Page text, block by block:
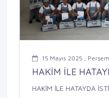
15 Mayıs 2025 ,
HAKİM İLE
HAKİM İLE HATAYDA